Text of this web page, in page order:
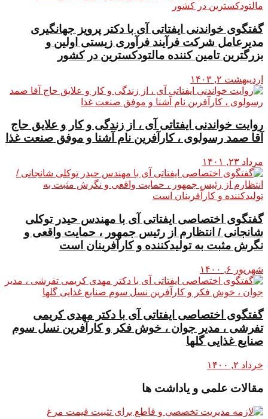
گفتگوی خواندنی ایفتاتی آی با دکتر پرویز جهانگیری
مدیرعامل شرکت فرآیند فرآوری زیستی اولین و
بزرگترین تامین کننده مالتودکسترین در کشور
اردیبهشت ۲, ۱۴۰۳
روایت خواندنی ایفتاتی آی ، از زندگی و کار و علایق حاج
آقا صمد رسولوی ، کارآفرین نام آشنا و موفق صنعت غذا
مرداد ۲۳, ۱۴۰۱
گفتگوی اختصاصی ایفتاتی آی با مهندس حیدر توکلی
شانجانی / انتظارم از رئیس جمهور ، حمایت واقعی و
نگرش مثبت به تولیدکننده و کارآفرینان است
شهریور ۶, ۱۴۰۰
گفتگوی اختصاصی ایفتاتی آی با دکتر مهدی کریمی
تفرشی ، مدیر جوان ، خوش فکر و کارآفرین نسل سوم
صنایع غذایی گلها
خرداد ۲, ۱۴۰۰
مقالات علمی و یاداشت ها